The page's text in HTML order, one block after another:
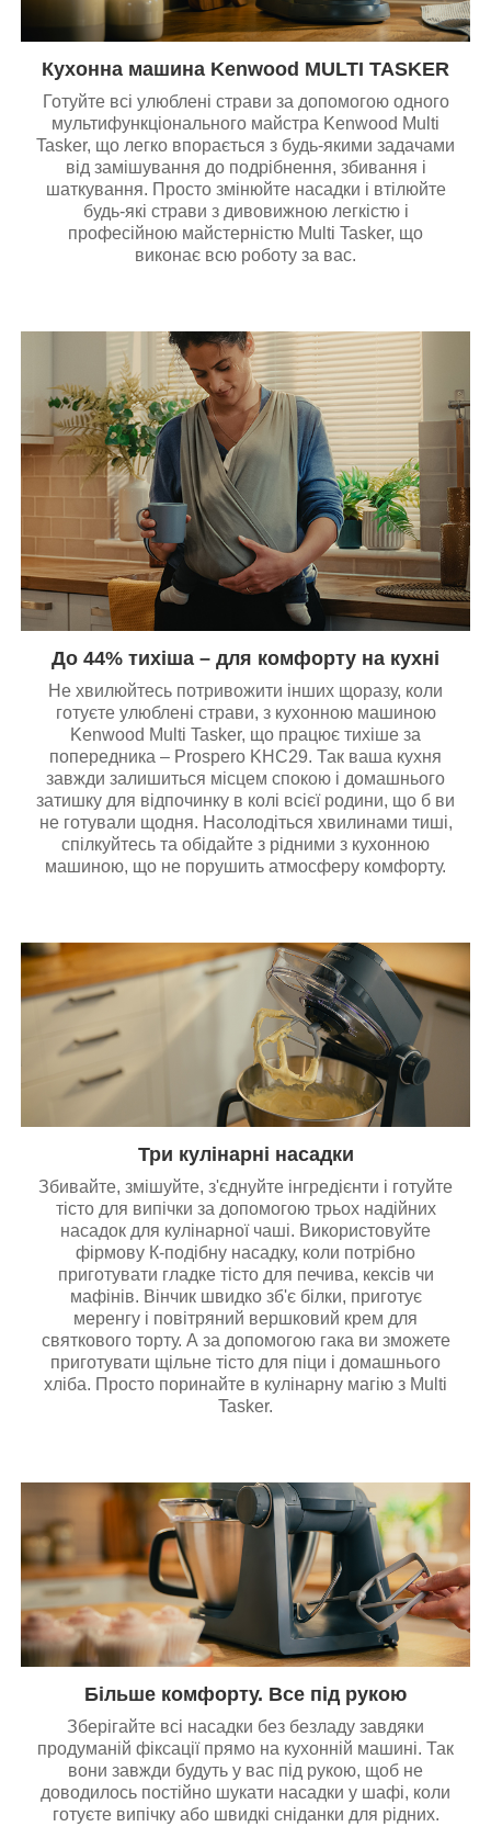
Кухонна машина Kenwood MULTI TASKER
Готуйте всі улюблені страви за допомогою одного
мультифункціонального майстра Kenwood Multi
Tasker, що легко впорається з будь-якими задачами
від замішування до подрібнення, збивання і
шаткування. Просто змінюйте насадки і втілюйте
будь-які страви з дивовижною легкістю і
професійною майстерністю Multi Tasker, що
виконає всю роботу за вас.
До 44% тихіша – для комфорту на кухні
Не хвилюйтесь потривожити інших щоразу, коли
готуєте улюблені страви, з кухонною машиною
Kenwood Multi Tasker, що працює тихіше за
попередника – Prospero KHC29. Так ваша кухня
завжди залишиться місцем спокою і домашнього
затишку для відпочинку в колі всієї родини, що б ви
не готували щодня. Насолодіться хвилинами тиші,
спілкуйтесь та обідайте з рідними з кухонною
машиною, що не порушить атмосферу комфорту.
Три кулінарні насадки
Збивайте, змішуйте, з'єднуйте інгредієнти і готуйте
тісто для випічки за допомогою трьох надійних
насадок для кулінарної чаші. Використовуйте
фірмову К-подібну насадку, коли потрібно
приготувати гладке тісто для печива, кексів чи
мафінів. Вінчик швидко зб'є білки, приготує
меренгу і повітряний вершковий крем для
святкового торту. А за допомогою гака ви зможете
приготувати щільне тісто для піци і домашнього
хліба. Просто поринайте в кулінарну магію з Multi
Tasker.
Більше комфорту. Все під рукою
Зберігайте всі насадки без безладу завдяки
продуманій фіксації прямо на кухонній машині. Так
вони завжди будуть у вас під рукою, щоб не
доводилось постійно шукати насадки у шафі, коли
готуєте випічку або швидкі сніданки для рідних.